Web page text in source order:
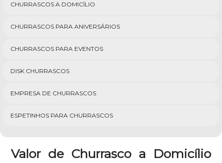
CHURRASCOS A DOMICÍLIO
CHURRASCOS PARA ANIVERSÁRIOS
CHURRASCOS PARA EVENTOS
DISK CHURRASCOS
EMPRESA DE CHURRASCOS
ESPETINHOS PARA CHURRASCOS
Valor de Churrasco a Domicílio